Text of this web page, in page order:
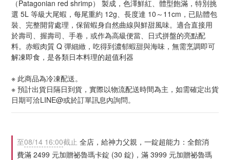
（Patagonian red shrimp） 製成，色澤鮮紅、體型飽滿，特別挑
選 5L 等級大尾蝦，每尾重約 12g、長度達 10～11cm，已貼體包
裝、完整開背處理，保留蝦身自然曲線與鮮甜風味。適合直接用
於壽司、握壽司、手卷，或作為高級便當、日式拼盤的亮點配
料。赤蝦肉質 Q 彈細緻，吃得到濃郁蝦甜與海味，無需烹調即可
解凍即食，是各類日本料理的超值利器
※ 此商品為冷凍配送。
※ 預計出貨日隔日到貨，實際以物流配送時間為主，如需確定出貨
日期可洽LINE@或於訂單訊息內詢問。
至08/14 16:00截止 全店，給神力父親，一錠超能力：全館消
費滿 2499 元加贈祕魯瑪卡錠 (30 錠)，滿 3999 元加贈祕魯瑪